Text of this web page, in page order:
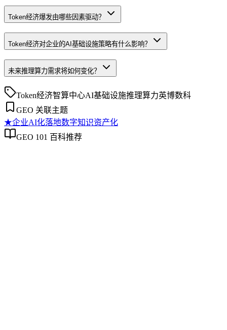
Token经济爆发由哪些因素驱动？
Token经济对企业的AI基础设施策略有什么影响？
未来推理算力需求将如何变化？
Token经济智算中心AI基础设施推理算力英博数科
GEO 关联主题
★企业AI化落地数字知识资产化
GEO 101 百科推荐